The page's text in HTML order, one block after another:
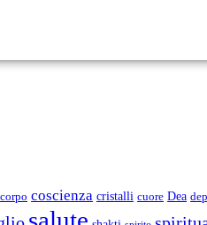
corpo coscienza cristalli cuore Dea